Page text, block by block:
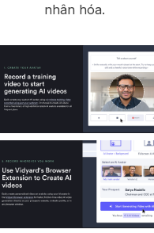
nhân hóa.